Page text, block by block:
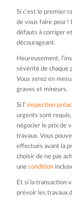
Si c’est le premier
de vous faire peur !
défauts à corriger
décourageant.
Heureusement,
sévérité de chaque
Vous serez en
graves et mineurs.
Si l’ inspection
urgents sont
négocier le prix de
travaux. Vous
effectués avant la
choisir de ne pas
une condition
Et si la transaction
prévoir les travaux